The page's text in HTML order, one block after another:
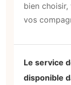
bien choisir,
vos
Le service
disponible